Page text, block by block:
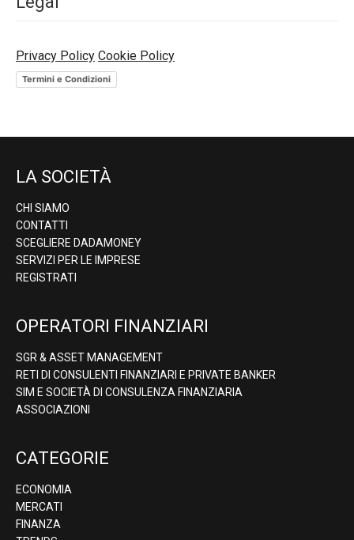
Privacy Policy Cookie Policy
Termini e Condizioni
LA SOCIETÀ
CHI SIAMO
CONTATTI
SCEGLIERE DADAMONEY
SERVIZI PER LE IMPRESE
REGISTRATI
OPERATORI FINANZIARI
SGR & ASSET MANAGEMENT
RETI DI CONSULENTI FINANZIARI E PRIVATE BANKER
SIM E SOCIETÀ DI CONSULENZA FINANZIARIA
ASSOCIAZIONI
CATEGORIE
ECONOMIA
MERCATI
FINANZA